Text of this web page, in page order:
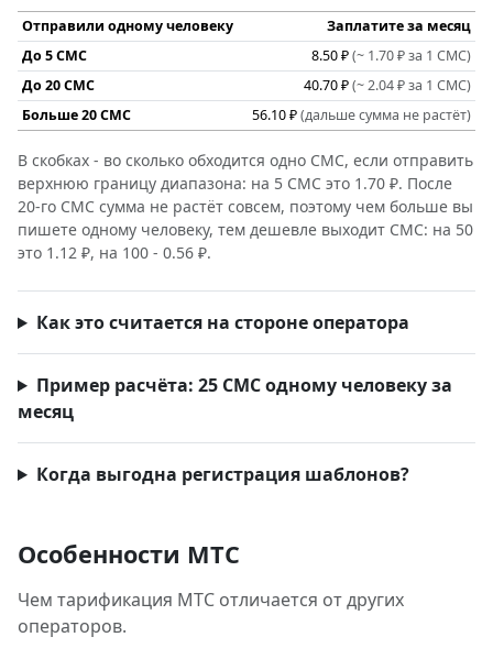
Отправили одному человеку
Заплатите за месяц
До 5 СМС
8.50 ₽(~ 1.70 ₽ за 1 СМС)
До 20 СМС
40.70 ₽(~ 2.04 ₽ за 1 СМС)
Больше 20 СМС
56.10 ₽(дальше сумма не растёт)
В скобках - во сколько обходится одно СМС, если отправить
верхнюю границу диапазона: на 5 СМС это 1.70 ₽. После
20-го СМС сумма не растёт совсем, поэтому чем больше вы
пишете одному человеку, тем дешевле выходит СМС: на 50
это 1.12 ₽, на 100 - 0.56 ₽.
Как это считается на стороне оператора
Пример расчёта: 25 СМС одному человеку за
месяц
Когда выгодна регистрация шаблонов?
Особенности МТС
Чем тарификация МТС отличается от других
операторов.